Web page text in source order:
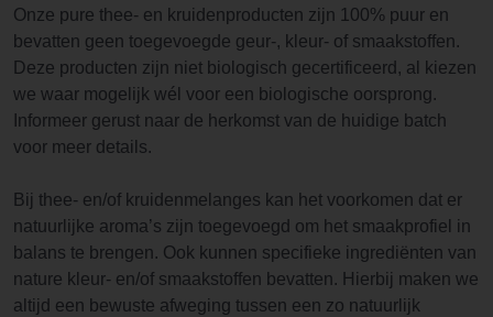
Onze pure thee- en kruidenproducten zijn 100% puur en
bevatten geen toegevoegde geur-, kleur- of smaakstoffen.
Deze producten zijn niet biologisch gecertificeerd, al kiezen
we waar mogelijk wél voor een biologische oorsprong.
Informeer gerust naar de herkomst van de huidige batch
voor meer details.
Bij thee- en/of kruidenmelanges kan het voorkomen dat er
natuurlijke aroma’s zijn toegevoegd om het smaakprofiel in
balans te brengen. Ook kunnen specifieke ingrediënten van
nature kleur- en/of smaakstoffen bevatten. Hierbij maken we
altijd een bewuste afweging tussen een zo natuurlijk